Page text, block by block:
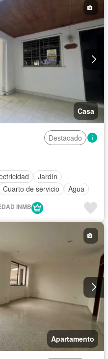
Casa
Destacado
Jardín
Cuarto de servicio
Agua
INMB
Apartamento